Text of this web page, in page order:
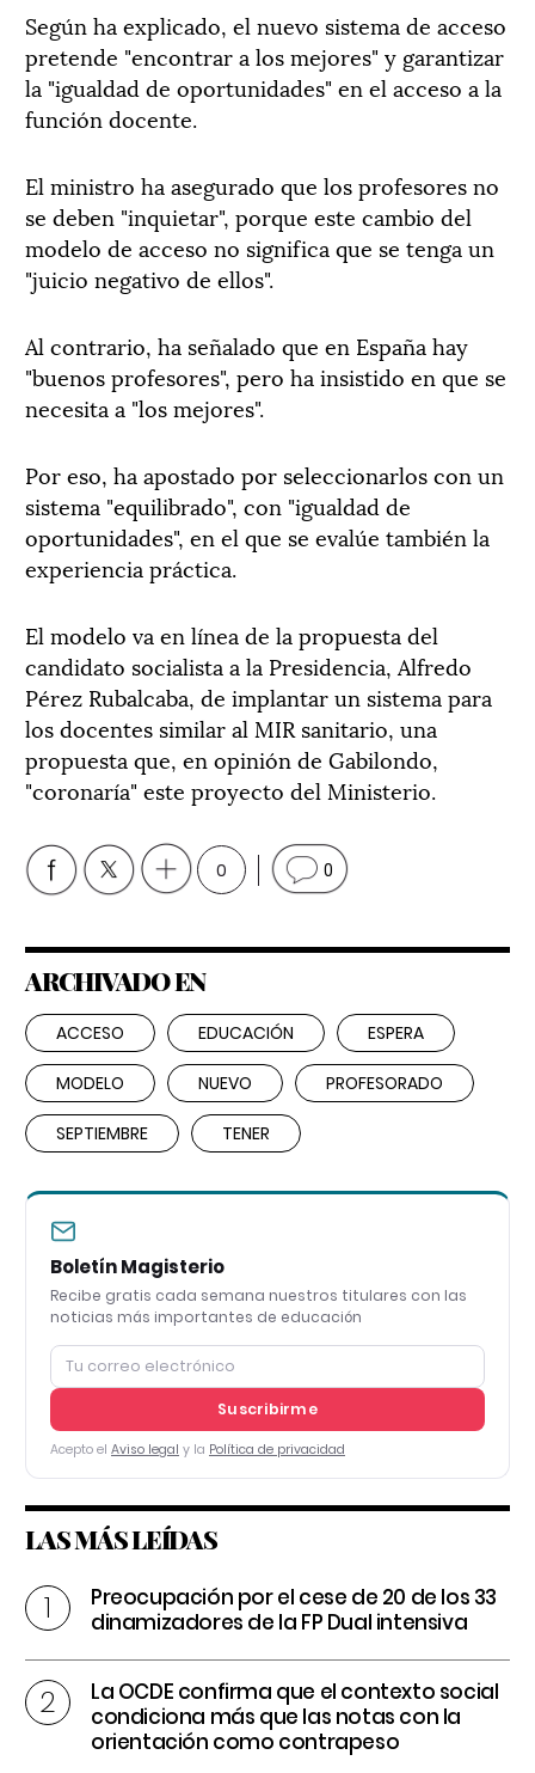
Según ha explicado, el nuevo sistema de acceso
pretende "encontrar a los mejores" y garantizar
la "igualdad de oportunidades" en el acceso a la
función docente.
El ministro ha asegurado que los profesores no
se deben "inquietar", porque este cambio del
modelo de acceso no significa que se tenga un
"juicio negativo de ellos".
Al contrario, ha señalado que en España hay
"buenos profesores", pero ha insistido en que se
necesita a "los mejores".
Por eso, ha apostado por seleccionarlos con un
sistema "equilibrado", con "igualdad de
oportunidades", en el que se evalúe también la
experiencia práctica.
El modelo va en línea de la propuesta del
candidato socialista a la Presidencia, Alfredo
Pérez Rubalcaba, de implantar un sistema para
los docentes similar al MIR sanitario, una
propuesta que, en opinión de Gabilondo,
"coronaría" este proyecto del Ministerio.
0 0
ARCHIVADO EN
ACCESO EDUCACIÓN ESPERA
MODELO NUEVO PROFESORADO
SEPTIEMBRE TENER
Boletín Magisterio
Recibe gratis cada semana nuestros titulares con las
noticias más importantes de educación
Suscribirme
Acepto el Aviso legal y la Política de privacidad
LAS MÁS LEÍDAS
Preocupación por el cese de 20 de los 33
dinamizadores de la FP Dual intensiva
La OCDE confirma que el contexto social
condiciona más que las notas con la
orientación como contrapeso